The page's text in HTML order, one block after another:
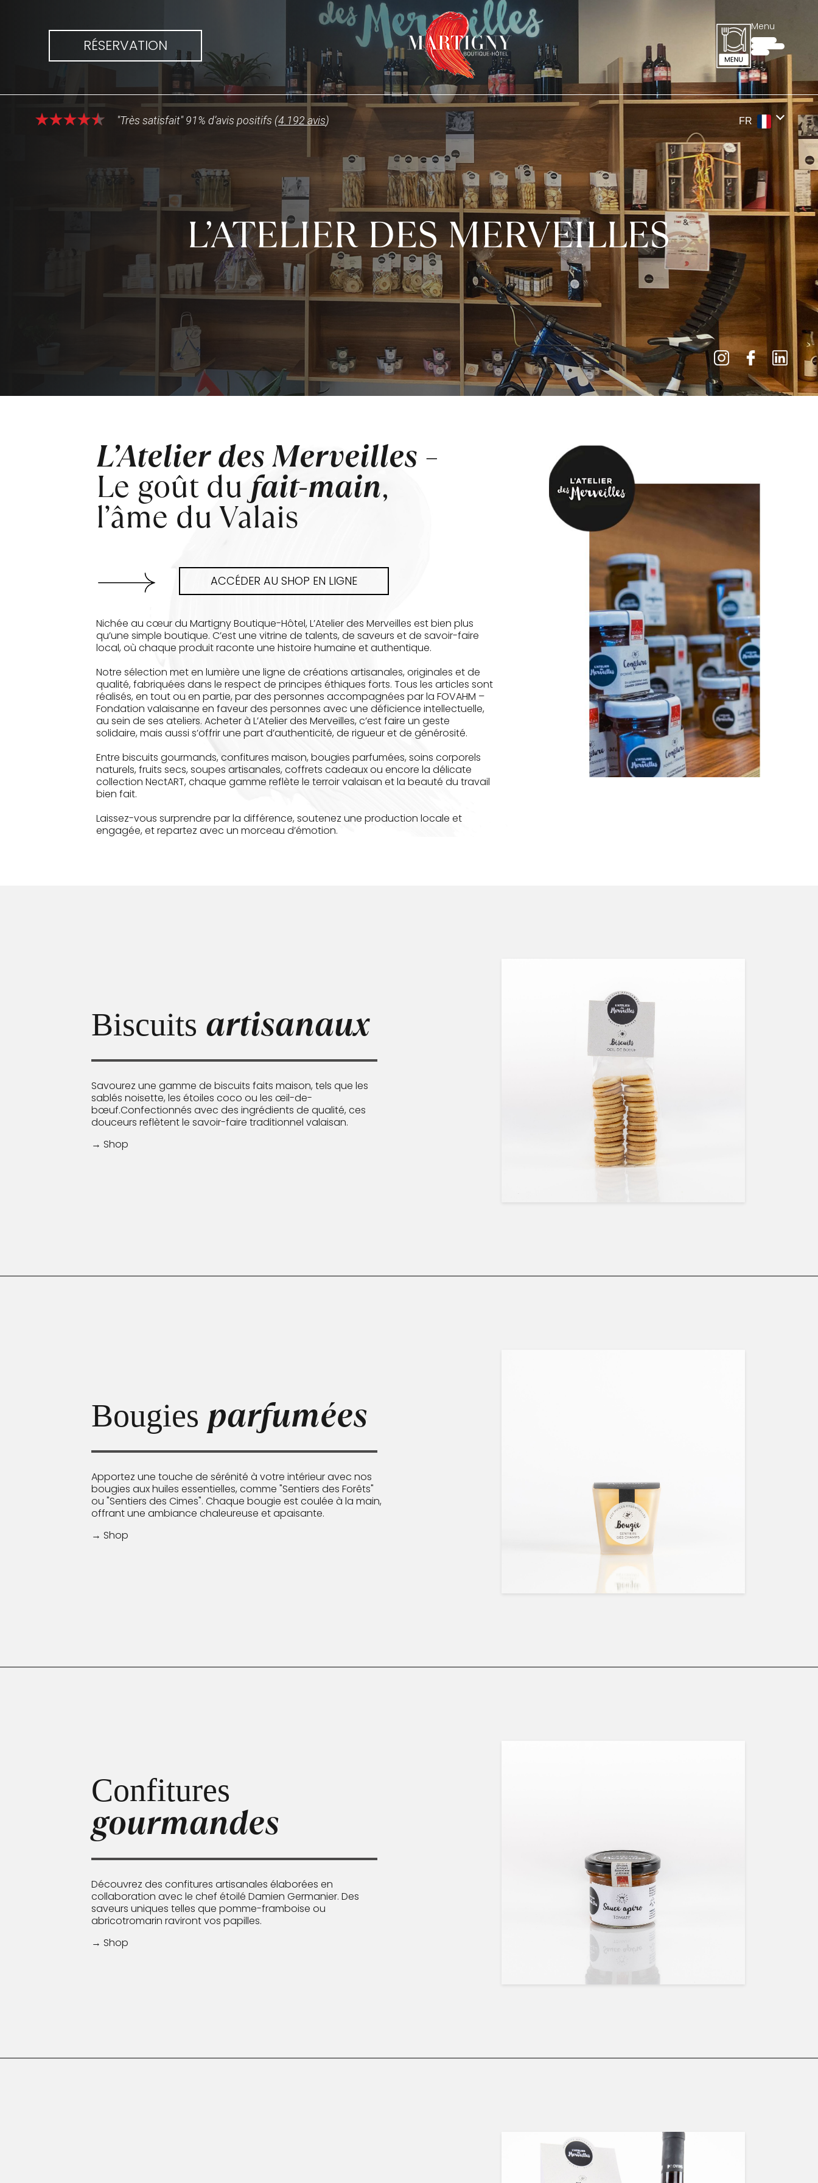
RÉSERVATION
Menu
"Très satisfait" 91% d’avis positifs (4.192 avis) FR
L’ATELIER DES MERVEILLES
L’Atelier des Merveilles –
Le goût dufait-main,
l’âme du Valais
ACCÉDER AU SHOP EN LIGNE
Nichée au cœur du Martigny Boutique-Hôtel, L’Atelier des Merveilles est bien plus
qu’une simple boutique. C’est une vitrine de talents, de saveurs et de savoir-faire
local, où chaque produit raconte une histoire humaine et authentique.
Notre sélection met en lumière une ligne de créations artisanales, originales et de
qualité, fabriquées dans le respect de principes éthiques forts. Tous les articles sont
réalisés, en tout ou en partie, par des personnes accompagnées par la FOVAHM –
Fondation valaisanne en faveur des personnes avec une déficience intellectuelle,
au sein de ses ateliers. Acheter à L’Atelier des Merveilles, c’est faire un geste
solidaire, mais aussi s’offrir une part d’authenticité, de rigueur et de générosité.
Entre biscuits gourmands, confitures maison, bougies parfumées, soins corporels
naturels, fruits secs, soupes artisanales, coffrets cadeaux ou encore la délicate
collection NectART, chaque gamme reflète le terroir valaisan et la beauté du travail
bien fait.
Laissez-vous surprendre par la différence, soutenez une production locale et
engagée, et repartez avec un morceau d’émotion.
Biscuits artisanaux
Savourez une gamme de biscuits faits maison, tels que les
sablés noisette, les étoiles coco ou les œil-de-
bœuf.Confectionnés avec des ingrédients de qualité, ces
douceurs reflètent le savoir-faire traditionnel valaisan.
→ Shop
Bougies parfumées
Apportez une touche de sérénité à votre intérieur avec nos
bougies aux huiles essentielles, comme "Sentiers des Forêts"
ou "Sentiers des Cimes". Chaque bougie est coulée à la main,
offrant une ambiance chaleureuse et apaisante.
→ Shop
Confitures
gourmandes
Découvrez des confitures artisanales élaborées en
collaboration avec le chef étoilé Damien Germanier. Des
saveurs uniques telles que pomme-framboise ou
abricotromarin raviront vos papilles.
→ Shop